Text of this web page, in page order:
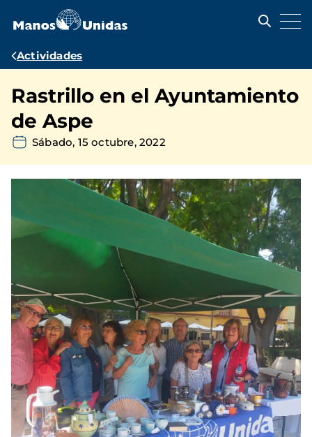
contenido
Ruta
navegación
Actividades
Rastrillo en el Ayuntamiento
de Aspe
Sábado, 15 octubre, 2022